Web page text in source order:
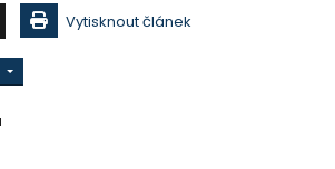
Vytisknout článek